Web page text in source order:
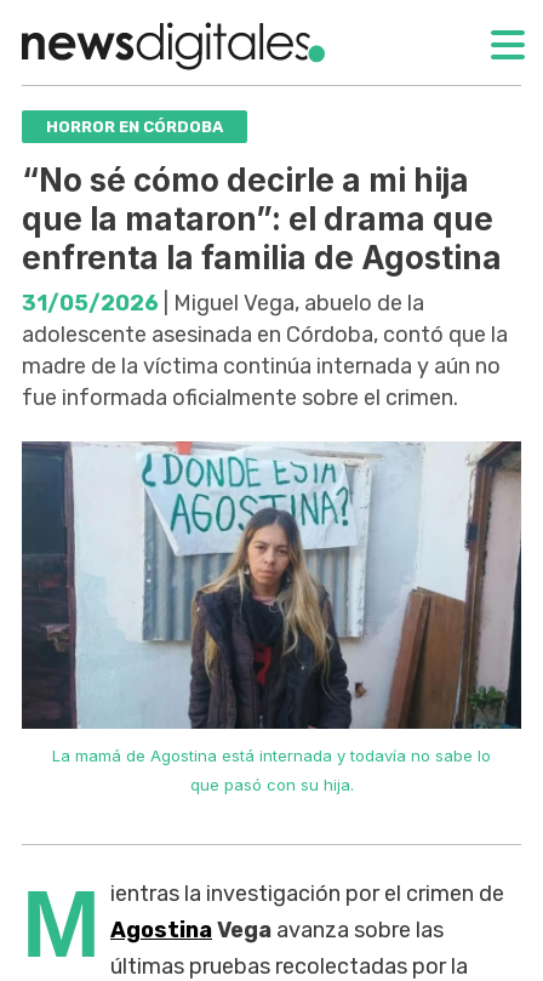
HORROR EN CÓRDOBA
“No sé cómo decirle a mi hija
que la mataron”: el drama que
enfrenta la familia de Agostina
31/05/2026 | Miguel Vega, abuelo de la
adolescente asesinada en Córdoba, contó que la
madre de la víctima continúa internada y aún no
fue informada oficialmente sobre el crimen.
La mamá de Agostina está internada y todavía no sabe lo
que pasó con su hija.
M
ientras la investigación por el crimen de
AgostinaVega avanza sobre las
últimas pruebas recolectadas por la